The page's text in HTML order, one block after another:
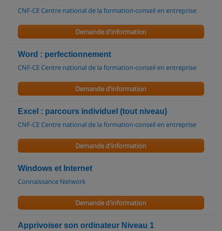
CNF-CE Centre national de la formation-conseil en entreprise
Demande d'information
Word : perfectionnement
CNF-CE Centre national de la formation-conseil en entreprise
Demande d'information
Excel : parcours individuel (tout niveau)
CNF-CE Centre national de la formation-conseil en entreprise
Demande d'information
Windows et Internet
Connaissance Network
Demande d'information
Apprivoiser son ordinateur Niveau 1